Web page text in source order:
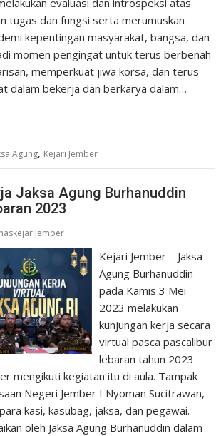
tugas dan fungsi serta merumuskan
kepentingan masyarakat, bangsa, dan
momen pengingat untuk terus berbenah
memperkuat jiwa korsa, dan terus
dalam bekerja dan berkarya dalam…
Agung, Kejari Jember
Jaksa Agung Burhanuddin
2023
Kejari Jember – Jaksa
Agung Burhanuddin
pada Kamis 3 Mei
2023 melakukan
kunjungan kerja secara
virtual pasca pascalibur
lebaran tahun 2023.
mengikuti kegiatan itu di aula. Tampak
Negeri Jember I Nyoman Sucitrawan,
kasi, kasubag, jaksa, dan pegawai.
oleh Jaksa Agung Burhanuddin dalam